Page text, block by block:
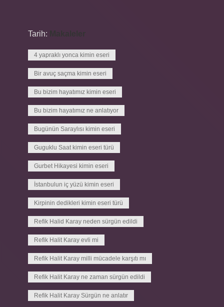
Tarih:
4 yapraklı yonca kimin eseri
Bir avuç saçma kimin eseri
Bu bizim hayatımız kimin eseri
Bu bizim hayatımız ne anlatıyor
Bugünün Saraylısı kimin eseri
Guguklu Saat kimin eseri türü
Gurbet Hikayesi kimin eseri
İstanbulun iç yüzü kimin eseri
Kirpinin dedikleri kimin eseri türü
Refik Halid Karay neden sürgün edildi
Refik Halit Karay evli mi
Refik Halit Karay milli mücadele karşıtı mı
Refik Halit Karay ne zaman sürgün edildi
Refik Halit Karay Sürgün ne anlatır